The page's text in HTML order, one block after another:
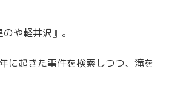
や軽井沢』。
に起きた事件を検索しつつ、滝を